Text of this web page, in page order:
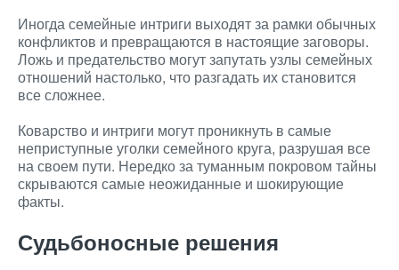
Иногда семейные интриги выходят за рамки обычных
конфликтов и превращаются в настоящие заговоры.
Ложь и предательство могут запутать узлы семейных
отношений настолько, что разгадать их становится
все сложнее.
Коварство и интриги могут проникнуть в самые
неприступные уголки семейного круга, разрушая все
на своем пути. Нередко за туманным покровом тайны
скрываются самые неожиданные и шокирующие
факты.
Судьбоносные решения